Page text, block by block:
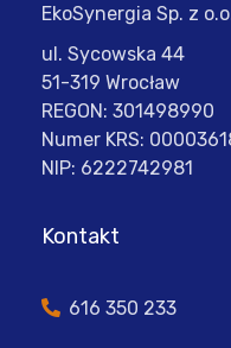
EkoSynergia Sp. z
ul. Sycowska 44
51-319 Wrocław
REGON: 301498990
Numer KRS:
NIP: 6222742981
Kontakt
616 350 233